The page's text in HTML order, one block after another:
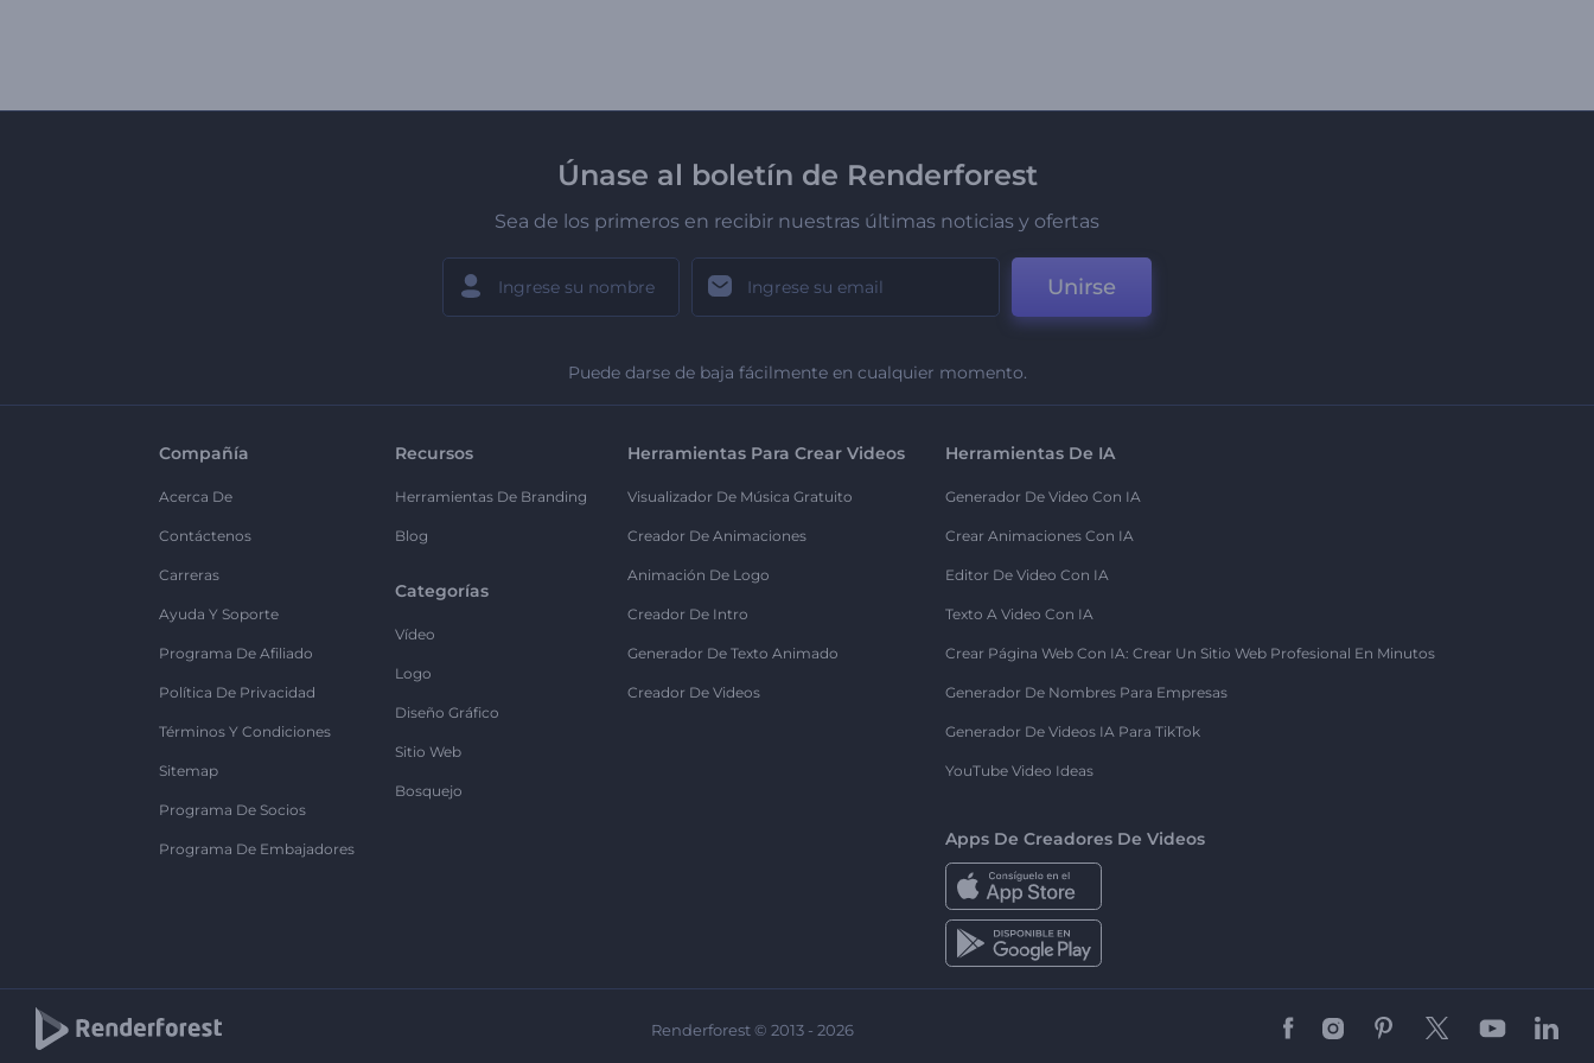
Únase al boletín de Renderforest
Sea de los primeros en recibir nuestras últimas noticias y ofertas
Unirse
Puede darse de baja fácilmente en cualquier momento.
Compañía
Acerca De
Contáctenos
Carreras
Ayuda Y Soporte
Programa De Afiliado
Política De Privacidad
Términos Y Condiciones
Sitemap
Programa De Socios
Programa De Embajadores
Recursos
Herramientas De Branding
Blog
Categorías
Vídeo
Logo
Diseño Gráfico
Sitio Web
Bosquejo
Herramientas Para Crear Videos
Visualizador De Música Gratuito
Creador De Animaciones
Animación De Logo
Creador De Intro
Generador De Texto Animado
Creador De Videos
Herramientas De IA
Generador De Video Con IA
Crear Animaciones Con IA
Editor De Video Con IA
Texto A Video Con IA
Crear Página Web Con IA: Crear Un Sitio Web Profesional En Minutos
Generador De Nombres Para Empresas
Generador De Videos IA Para TikTok
YouTube Video Ideas
Apps De Creadores De Videos
Renderforest © 2013 - 2026